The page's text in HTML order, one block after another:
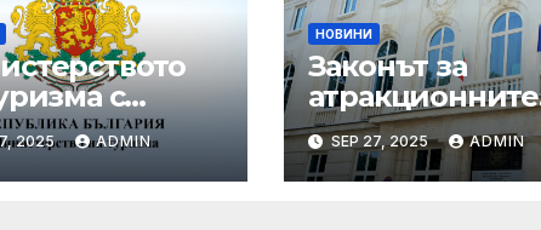
с
мащабни
през
2025 ADMIN
НОВИНИ
Законът за
атракционните
услуги е
публикуван за
обществено
SEP 27, 2025 ADMIN